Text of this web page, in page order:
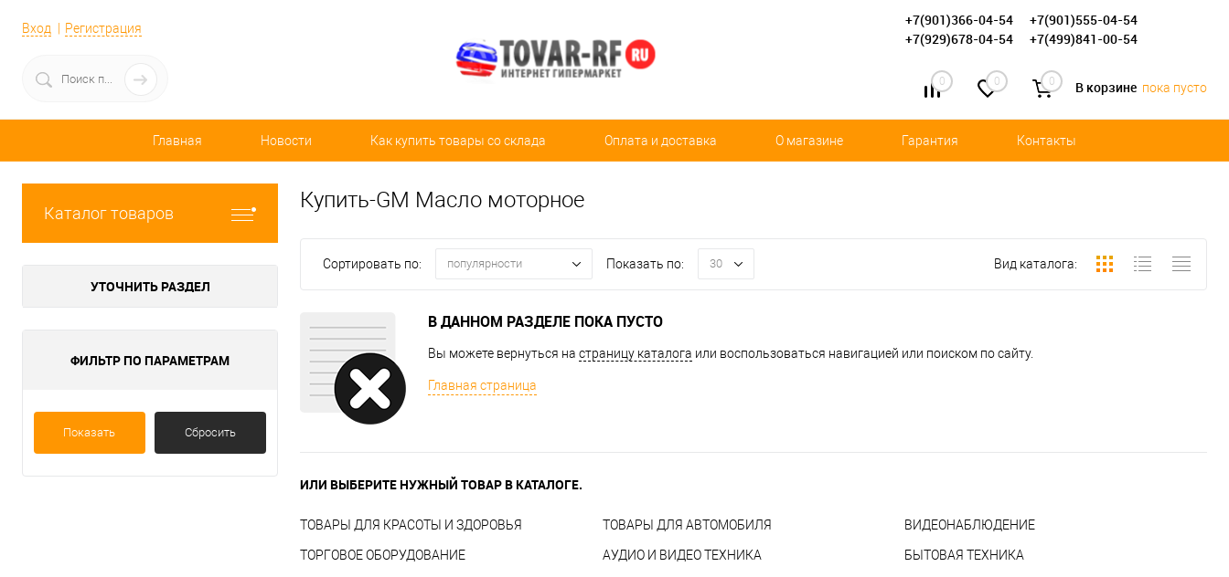
Вход Регистрация +7(901)366-04-54
+7(901)555-04-54
+7(929)678-04-54
+7(499)841-00-54
0 0 0 В корзине пока пусто
Главная Новости Как купить товары со склада Оплата и доставка О магазине Гарантия Контакты
Каталог товаров
УТОЧНИТЬ РАЗДЕЛ
ФИЛЬТР ПО ПАРАМЕТРАМ
Показать Сбросить
Купить-GM Масло моторное
Сортировать по: популярности Показать по: 30 Вид каталога:
В ДАННОМ РАЗДЕЛЕ ПОКА ПУСТО
Вы можете вернуться на страницу каталога или воспользоваться навигацией или поиском по сайту.
Главная страница
ИЛИ ВЫБЕРИТЕ НУЖНЫЙ ТОВАР В КАТАЛОГЕ.
ТОВАРЫ ДЛЯ КРАСОТЫ И ЗДОРОВЬЯ ТОВАРЫ ДЛЯ АВТОМОБИЛЯ ВИДЕОНАБЛЮДЕНИЕ
ТОРГОВОЕ ОБОРУДОВАНИЕ АУДИО И ВИДЕО ТЕХНИКА БЫТОВАЯ ТЕХНИКА